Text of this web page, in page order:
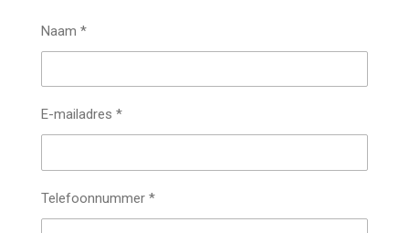
Naam *
E-mailadres *
Telefoonnummer *